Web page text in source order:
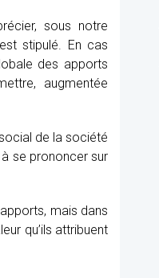
sous notre
stipulé. En cas
des apports
augmentée
de la société
se prononcer sur
mais dans
qu’ils attribuent